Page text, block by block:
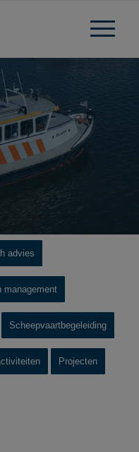
advies
management
Scheepvaartbegeleiding
Projecten